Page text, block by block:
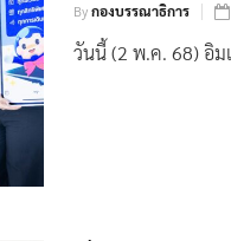
Byกองบรรณาธิการ
วันนี้ (2 พ.ค. 68) อิม